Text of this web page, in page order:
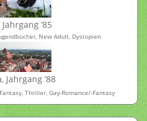
’85
New Adult, Dystopien
Jahrgang ’88
Thriller, Gay-Romance/-Fantasy